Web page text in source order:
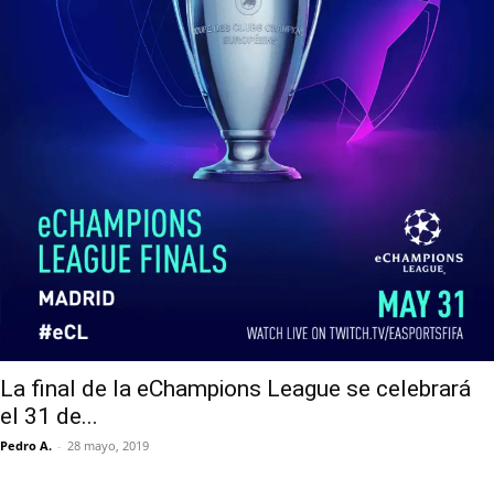
La final de la eChampions League se celebrará
el 31 de...
Pedro A. - 28 mayo, 2019